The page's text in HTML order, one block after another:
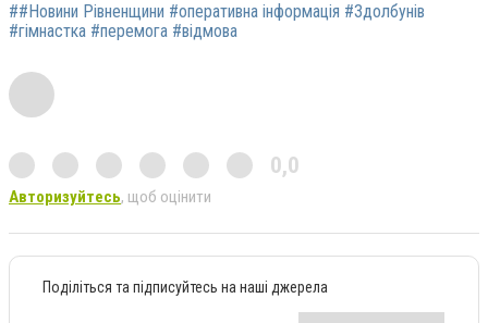
##Новини Рівненщини #оперативна інформація #Здолбунів
#гімнастка #перемога #відмова
0,0
Авторизуйтесь, щоб оцінити
Поділіться та підписуйтесь на наші джерела